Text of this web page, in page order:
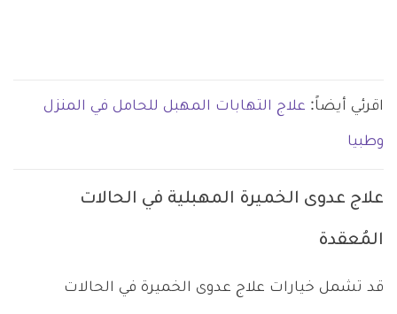
اقرئي أيضاً: علاج التهابات المهبل للحامل في المنزل
وطبيا
علاج عدوى الخميرة المهبلية في الحالات
المُعقدة
قد تشمل خيارات علاج عدوى الخميرة في الحالات